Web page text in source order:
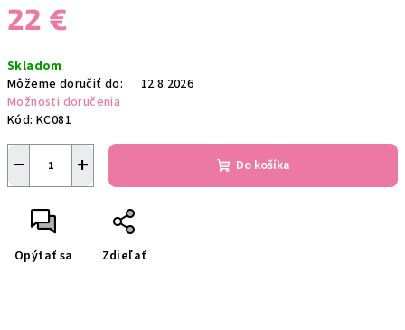
22 €
cena:
Skladom
Môžeme doručiť do:
12.8.2026
Možnosti doručenia
Kód: KC081
+
− Do košíka
Opýtať sa Zdieľať